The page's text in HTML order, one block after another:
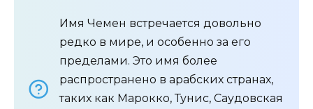
Имя Чемен встречается довольно
редко в мире, и особенно за его
пределами. Это имя более
распространено в арабских странах,
таких как Марокко, Тунис, Саудовская